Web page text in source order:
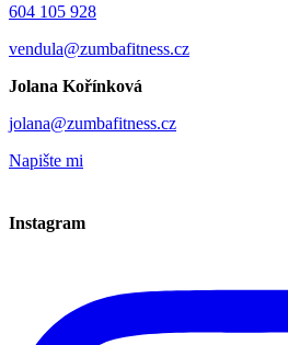
604 105 928
vendula@zumbafitness.cz
Jolana Kořínková
jolana@zumbafitness.cz
Napište mi
Instagram